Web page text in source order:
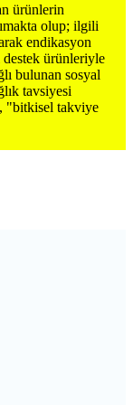
ürünlerin
olup; ilgili
endikasyon
destek ürünleriyle
bulunan sosyal
tavsiyesi
"bitkisel takviye